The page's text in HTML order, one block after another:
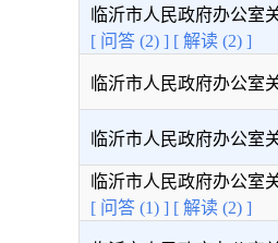
临沂市人民政府办公室
[ 问答 (2) ] [ 解读 (2) ]
临沂市人民政府办公室
临沂市人民政府办公室
临沂市人民政府办公室
[ 问答 (1) ] [ 解读 (2) ]